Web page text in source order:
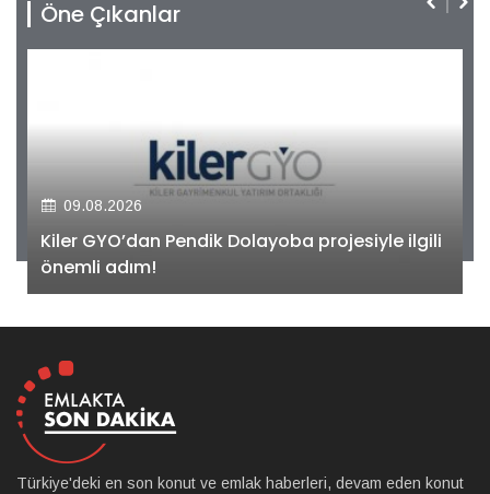
Öne Çıkanlar
09.08.2026
Kiler GYO’dan Pendik Dolayoba projesiyle ilgili
önemli adım!
Türkiye'deki en son konut ve emlak haberleri, devam eden konut